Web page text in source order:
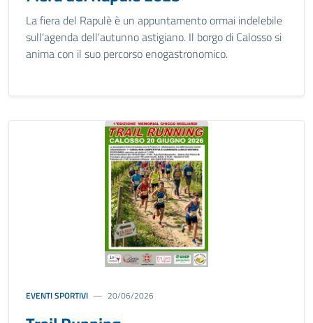
La fiera del Rapulè è un appuntamento ormai indelebile
sull'agenda dell'autunno astigiano. Il borgo di Calosso si
anima con il suo percorso enogastronomico.
EVENTI SPORTIVI 20/06/2026